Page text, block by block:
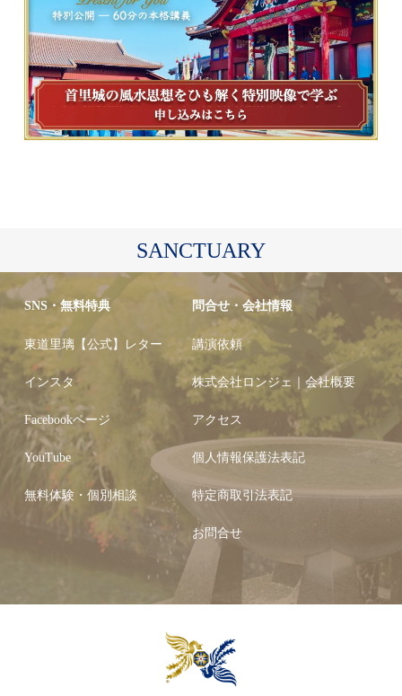
SANCTUARY
SNS・無料特典
東道里璃【公式】レター
インスタ
Facebookページ
YouTube
無料体験・個別相談
問合せ・会社情報
講演依頼
株式会社ロンジェ｜会社概要
アクセス
個人情報保護法表記
特定商取引法表記
お問合せ